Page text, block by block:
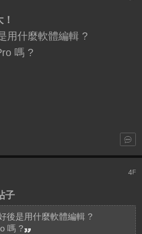
用什麼軟體編輯 ?
嗎 ?
4F
子
後是用什麼軟體編輯 ?
嗎 ?